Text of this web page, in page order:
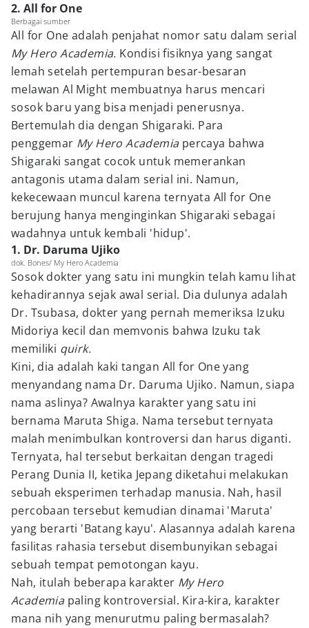
2. All for One
Berbagai sumber
All for One adalah penjahat nomor satu dalam serial
My Hero Academia. Kondisi fisiknya yang sangat
lemah setelah pertempuran besar-besaran
melawan Al Might membuatnya harus mencari
sosok baru yang bisa menjadi penerusnya.
Bertemulah dia dengan Shigaraki. Para
penggemar My Hero Academia percaya bahwa
Shigaraki sangat cocok untuk memerankan
antagonis utama dalam serial ini. Namun,
kekecewaan muncul karena ternyata All for One
berujung hanya menginginkan Shigaraki sebagai
wadahnya untuk kembali 'hidup'.
1. Dr. Daruma Ujiko
dok. Bones/ My Hero Academia
Sosok dokter yang satu ini mungkin telah kamu lihat
kehadirannya sejak awal serial. Dia dulunya adalah
Dr. Tsubasa, dokter yang pernah memeriksa Izuku
Midoriya kecil dan memvonis bahwa Izuku tak
memiliki quirk.
Kini, dia adalah kaki tangan All for One yang
menyandang nama Dr. Daruma Ujiko. Namun, siapa
nama aslinya? Awalnya karakter yang satu ini
bernama Maruta Shiga. Nama tersebut ternyata
malah menimbulkan kontroversi dan harus diganti.
Ternyata, hal tersebut berkaitan dengan tragedi
Perang Dunia II, ketika Jepang diketahui melakukan
sebuah eksperimen terhadap manusia. Nah, hasil
percobaan tersebut kemudian dinamai 'Maruta'
yang berarti 'Batang kayu'. Alasannya adalah karena
fasilitas rahasia tersebut disembunyikan sebagai
sebuah tempat pemotongan kayu.
Nah, itulah beberapa karakter My Hero
Academia paling kontroversial. Kira-kira, karakter
mana nih yang menurutmu paling bermasalah?